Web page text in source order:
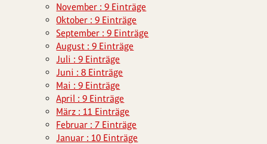
November : 9 Einträge
Oktober : 9 Einträge
September : 9 Einträge
August : 9 Einträge
Juli : 9 Einträge
Juni : 8 Einträge
Mai : 9 Einträge
April : 9 Einträge
März : 11 Einträge
Februar : 7 Einträge
Januar : 10 Einträge